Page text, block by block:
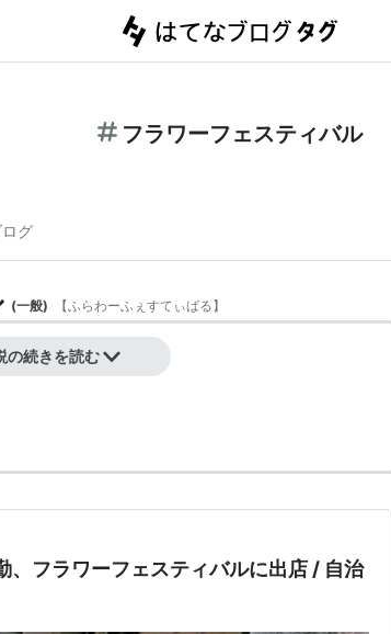
フラワーフェスティバル
グ
(一般) 【ふらわーふぇすてぃばる】
の続きを読む
フラワーフェスティバルに出店 / 自治